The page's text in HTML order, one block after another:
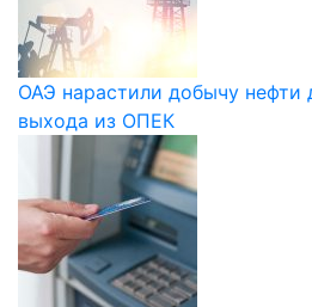
ОАЭ нарастили добычу нефти
выхода из ОПЕК